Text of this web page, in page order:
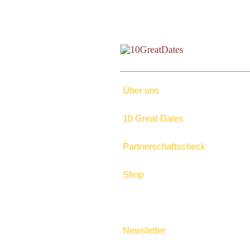
Über uns
10 Great Dates
Partnerschaftscheck
Shop
Newsletter